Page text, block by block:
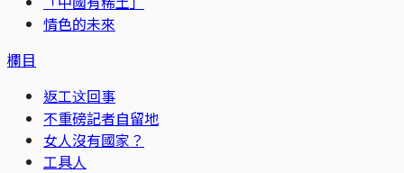
情色的未來
欄目
返工这回事
不重磅記者自留地
女人沒有國家？
工具人